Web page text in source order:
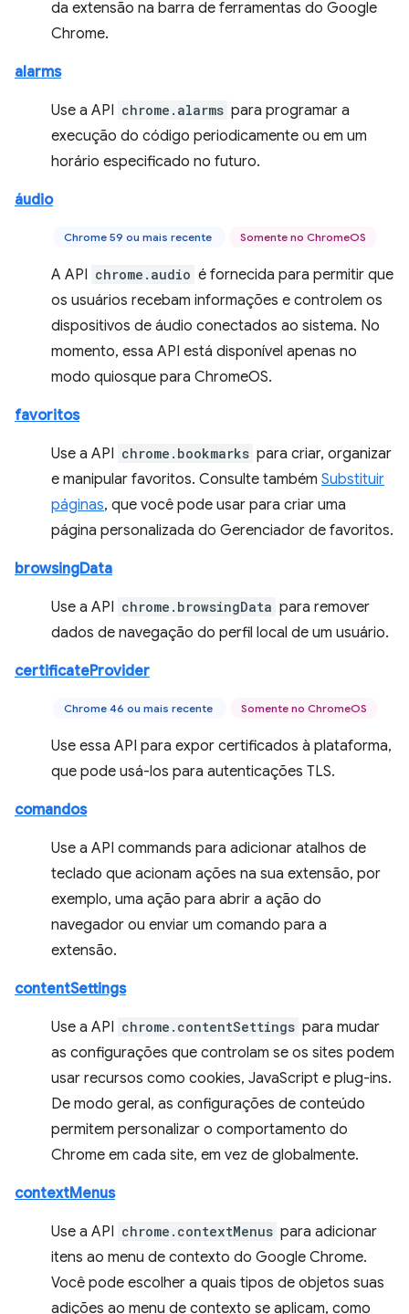
da extensão na barra de ferramentas do Google
Chrome.
alarms
Use a API chrome.alarms para programar a
execução do código periodicamente ou em um
horário especificado no futuro.
áudio
Chrome 59 ou mais recente Somente no ChromeOS
A API chrome.audio é fornecida para permitir que
os usuários recebam informações e controlem os
dispositivos de áudio conectados ao sistema. No
momento, essa API está disponível apenas no
modo quiosque para ChromeOS.
favoritos
Use a API chrome.bookmarks para criar, organizar
e manipular favoritos. Consulte também Substituir
páginas, que você pode usar para criar uma
página personalizada do Gerenciador de favoritos.
browsingData
Use a API chrome.browsingData para remover
dados de navegação do perfil local de um usuário.
certificateProvider
Chrome 46 ou mais recente Somente no ChromeOS
Use essa API para expor certificados à plataforma,
que pode usá-los para autenticações TLS.
comandos
Use a API commands para adicionar atalhos de
teclado que acionam ações na sua extensão, por
exemplo, uma ação para abrir a ação do
navegador ou enviar um comando para a
extensão.
contentSettings
Use a API chrome.contentSettings para mudar
as configurações que controlam se os sites podem
usar recursos como cookies, JavaScript e plug-ins.
De modo geral, as configurações de conteúdo
permitem personalizar o comportamento do
Chrome em cada site, em vez de globalmente.
contextMenus
Use a API chrome.contextMenus para adicionar
itens ao menu de contexto do Google Chrome.
Você pode escolher a quais tipos de objetos suas
adições ao menu de contexto se aplicam, como